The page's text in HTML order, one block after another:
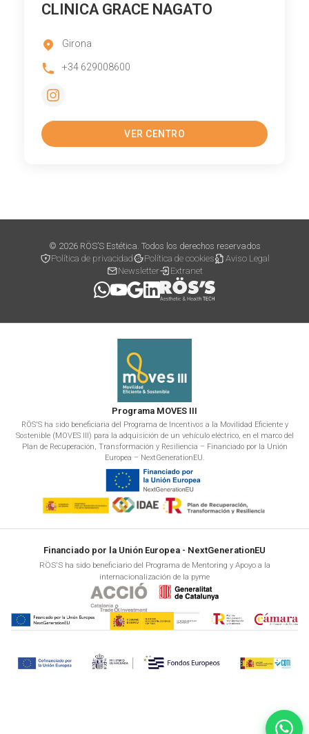
CLINICA GRACE NAGATO
Girona
+34 629008600
VER CENTRO
© 2026 RÖS’S Estética. Todos los derechos reservados
Política de privacidad
Política de cookies
Aviso Legal
Newsletter
Extranet
Programa MOVES III
RÖS'S ha sido beneficiaria del Programa de Incentivos a la Movilidad Eficiente y
Sostenible (MOVES III) para la adquisición de un vehículo eléctrico, en el marco del
Plan de Recuperación, Transformación y Resiliencia – Financiado por la Unión
Europea – NextGenerationEU.
Financiado por la Unión Europea - NextGenerationEU
RÖS'S ha sido beneficiario del Programa de Mentoring y Apoyo a la
internacionalización de la pyme